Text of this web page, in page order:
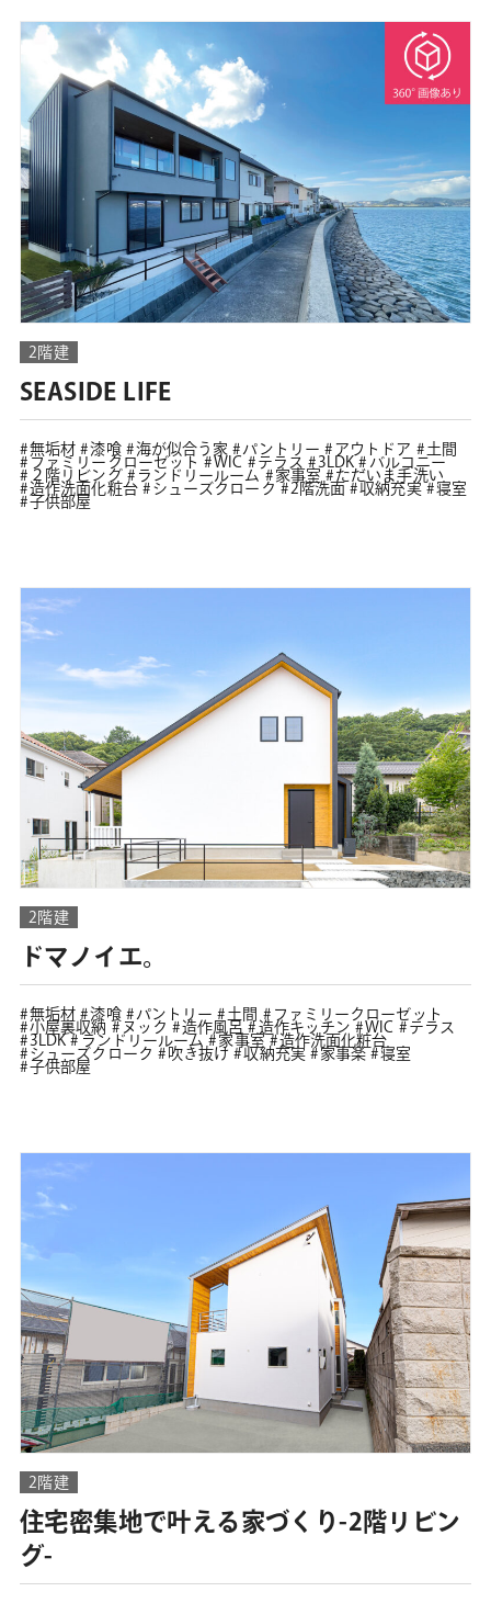
2階建
SEASIDE LIFE
無垢材 漆喰 海が似合う家 パントリー アウトドア
土間
ファミリークローゼット
WIC テラス 3LDK
バルコニー
２階リビング
ランドリールーム 家事室
ただいま手洗い
造作洗面化粧台
シューズクローク 2階洗面 収納充実
寝室
子供部屋
2階建
ドマノイエ。
無垢材 漆喰 パントリー 土間
ファミリークローゼット
小屋裏収納
ヌック 造作風呂 造作キッチン WIC
テラス
3LDK
ランドリールーム 家事室
造作洗面化粧台
シューズクローク
吹き抜け 収納充実 家事楽
寝室
子供部屋
2階建
住宅密集地で叶える家づくり-2階リビン
グ-